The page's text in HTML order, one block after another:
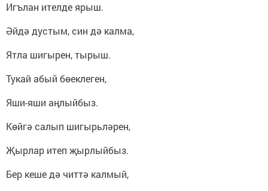
Игълан ителде ярыш.
Әйдә дустым, син дә калма,
Ятла шигырен, тырыш.
Тукай абый бөеклеген,
Яши-яши аңлыйбыз.
Көйгә салып шигырьләрен,
Җырлар итеп җырлыйбыз.
Бер кеше дә читтә калмый,